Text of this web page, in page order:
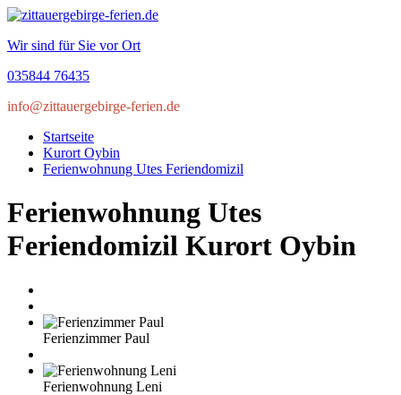
Wir sind für Sie vor Ort
035844 76435
info@zittauergebirge-ferien.de
Startseite
Kurort Oybin
Ferienwohnung Utes Feriendomizil
Ferienwohnung Utes
Feriendomizil Kurort Oybin
Ferienzimmer Paul
Ferienwohnung Leni